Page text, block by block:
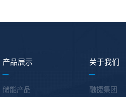
产品展示
储能产品
关于我们
融捷集团